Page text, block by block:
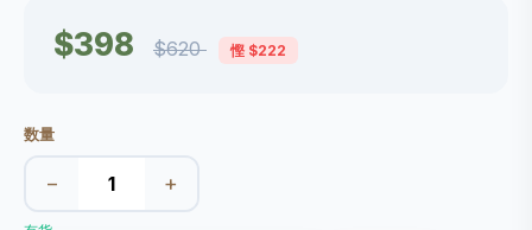
$398 $620 慳 $222
数量
− +